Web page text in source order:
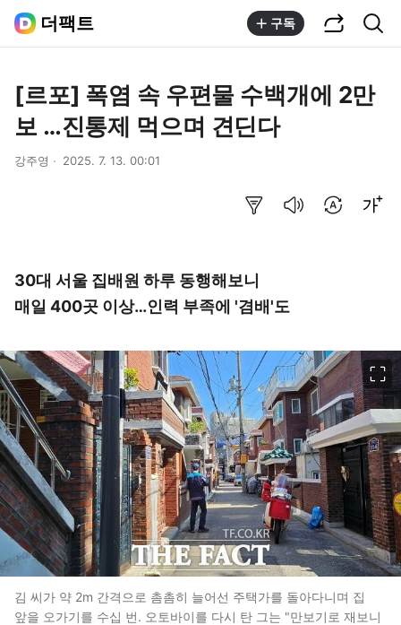
더팩트 구독
[르포] 폭염 속 우편물 수백개에 2만
보 …진통제 먹으며 견딘다
강주영 2025. 7. 13. 00:01
30대 서울 집배원 하루 동행해보니
매일 400곳 이상…인력 부족에 '겸배'도
김 씨가 약 2m 간격으로 촘촘히 늘어선 주택가를 돌아다니며 집
앞을 오가기를 수십 번. 오토바이를 다시 탄 그는 "만보기로 재보니